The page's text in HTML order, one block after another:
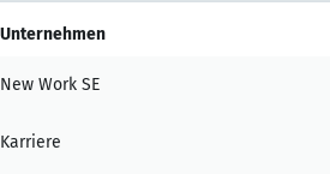
Unternehmen
New Work SE
Karriere